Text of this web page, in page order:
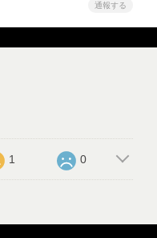
通報する
1 0